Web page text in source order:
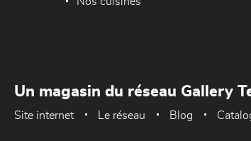
Un magasin du réseau Gallery
Site internet Le réseau Blog